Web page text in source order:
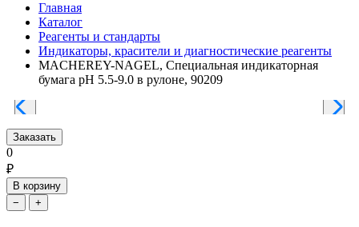
Главная
Каталог
Реагенты и стандарты
Индикаторы, красители и диагностические реагенты
MACHEREY-NAGEL, Специальная индикаторная
бумага pH 5.5-9.0 в рулоне, 90209
Заказать
0
₽
В корзину
−
+